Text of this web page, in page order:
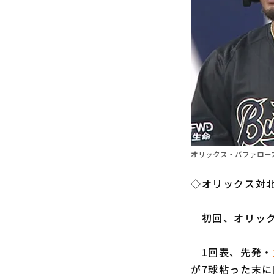
オリックス・バファロ
◇オリックス対
初回、オリッ
1回表、先発・
が7球粘った末